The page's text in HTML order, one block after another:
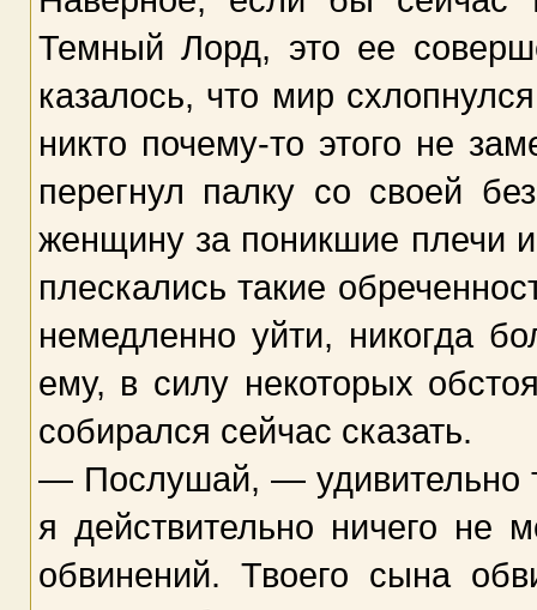
Темный Лорд, это ее
казалось, что мир
никто почему-то этого не
перегнул палку со своей
женщину за поникшие плечи
плескались такие
немедленно уйти, никогда
ему, в силу некоторых
собирался сейчас сказать.
— Послушай, — удивительно
я действительно ничего не
обвинений. Твоего сына